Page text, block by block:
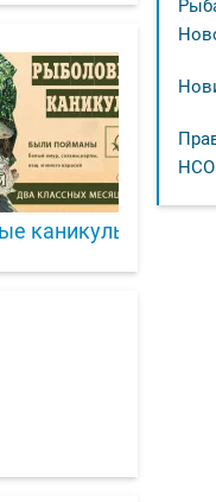
"отвёл душу".
каникулы
НСО